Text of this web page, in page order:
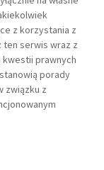
z korzystania z
serwis wraz z
prawnych
porady
związku z